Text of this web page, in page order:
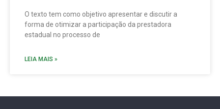
O texto tem como objetivo apresentar e discutir a
forma de otimizar a participação da prestadora
estadual no processo de
LEIA MAIS »